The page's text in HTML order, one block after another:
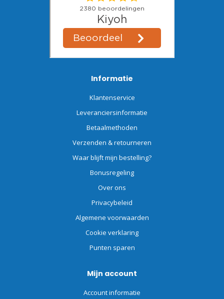
Informatie
Klantenservice
Leveranciersinformatie
Betaalmethoden
Verzenden & retourneren
Waar blijft mijn bestelling?
Bonusregeling
Over ons
Privacybeleid
Algemene voorwaarden
Cookie verklaring
Punten sparen
Mijn account
Account informatie